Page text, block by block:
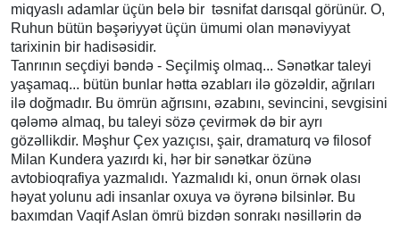
miqyaslı adamlar üçün belə bir təsnifat darısqal görünür. O,
Ruhun bütün bəşəriyyət üçün ümumi olan mənəviyyat
tarixinin bir hadisəsidir.
Tanrının seçdiyi bəndə - Seçilmiş olmaq... Sənətkar taleyi
yaşamaq... bütün bunlar hətta əzabları ilə gözəldir, ağrıları
ilə doğmadır. Bu ömrün ağrısını, əzabını, sevincini, sevgisini
qələmə almaq, bu taleyi sözə çevirmək də bir ayrı
gözəllikdir. Məşhur Çex yazıçısı, şair, dramaturq və filosof
Milan Kundera yazırdı ki, hər bir sənətkar özünə
avtobioqrafiya yazmalıdı. Yazmalıdı ki, onun örnək olası
həyat yolunu adi insanlar oxuya və öyrənə bilsinlər. Bu
baxımdan Vaqif Aslan ömrü bizdən sonrakı nəsillərin də